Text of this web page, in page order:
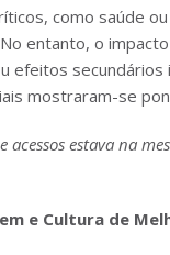
como saúde
entanto, o
efeitos
mostraram-se
acessos estava na
e Cultura de